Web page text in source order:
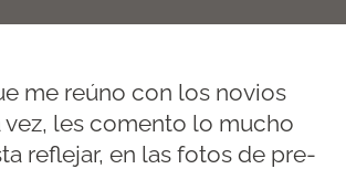
me reúno con los novios
vez, les comento lo mucho
reflejar, en las fotos de pre-